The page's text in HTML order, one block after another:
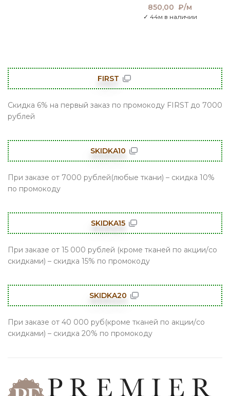
850,00 ₽/м
✓ 44м в наличии
FIRST
Скидка 6% на первый заказ по промокоду FIRST до 7000
рублей
SKIDKA10
При заказе от 7000 рублей(любые ткани) – скидка 10%
по промокоду
SKIDKA15
При заказе от 15 000 рублей (кроме тканей по акции/со
скидками) – скидка 15% по промокоду
SKIDKA20
При заказе от 40 000 руб(кроме тканей по акции/со
скидками) – скидка 20% по промокоду